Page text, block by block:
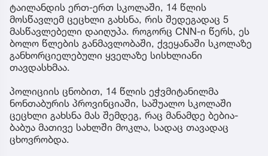
ტაილანდის ერთ-ერთ სკოლაში, 14 წლის
მოსწავლემ ცეცხლი გახსნა, რის შედეგადაც 5
მასწავლებელი დაიღუპა. როგორც CNN-ი წერს, ეს
ბოლო წლების განმავლობაში, ქვეყანაში სკოლაზე
განხორციელებული ყველაზე სისხლიანი
თავდასხმაა.
პოლიციის ცნობით, 14 წლის ეჭვმიტანილმა
ნონთაბურის პროვინციაში, საშუალო სკოლაში
ცეცხლი გახსნა მას შემდეგ, რაც მანამდე ბებია-
ბაბუა მათივე სახლში მოკლა, სადაც თავადაც
ცხოვრობდა.